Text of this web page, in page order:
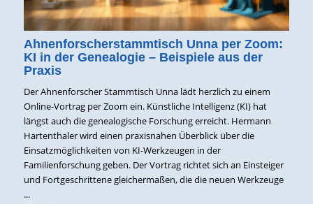
Ahnenforscherstammtisch Unna per Zoom:
KI in der Genealogie – Beispiele aus der
Praxis
Der Ahnenforscher Stammtisch Unna lädt herzlich zu einem
Online-Vortrag per Zoom ein. Künstliche Intelligenz (KI) hat
längst auch die genealogische Forschung erreicht. Hermann
Hartenthaler wird einen praxisnahen Überblick über die
Einsatzmöglichkeiten von KI-Werkzeugen in der
Familienforschung geben. Der Vortrag richtet sich an Einsteiger
und Fortgeschrittene gleichermaßen, die die neuen Werkzeuge
...